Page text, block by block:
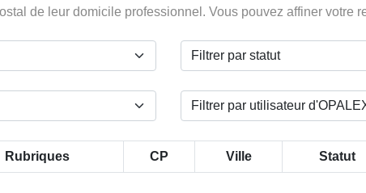
de leur domicile professionnel. Vous pouvez affiner votre
Rubriques CP Ville Statut